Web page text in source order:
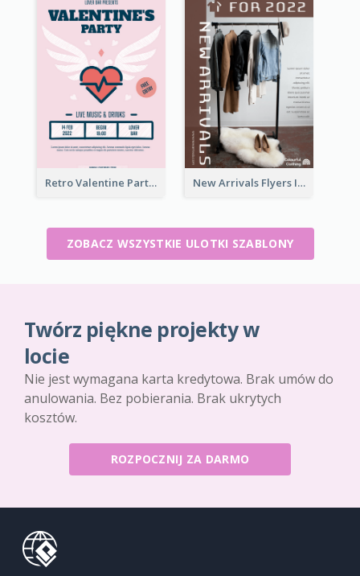
Retro Valentine Party Pink Flyers Design Templates New Arrivals Flyers In In Brown Colour Tone
ZOBACZ WSZYSTKIE ULOTKI SZABLONY
Twórz piękne projekty w
locie
Nie jest wymagana karta kredytowa. Brak umów do
anulowania. Bez pobierania. Brak ukrytych
kosztów.
ROZPOCZNIJ ZA DARMO